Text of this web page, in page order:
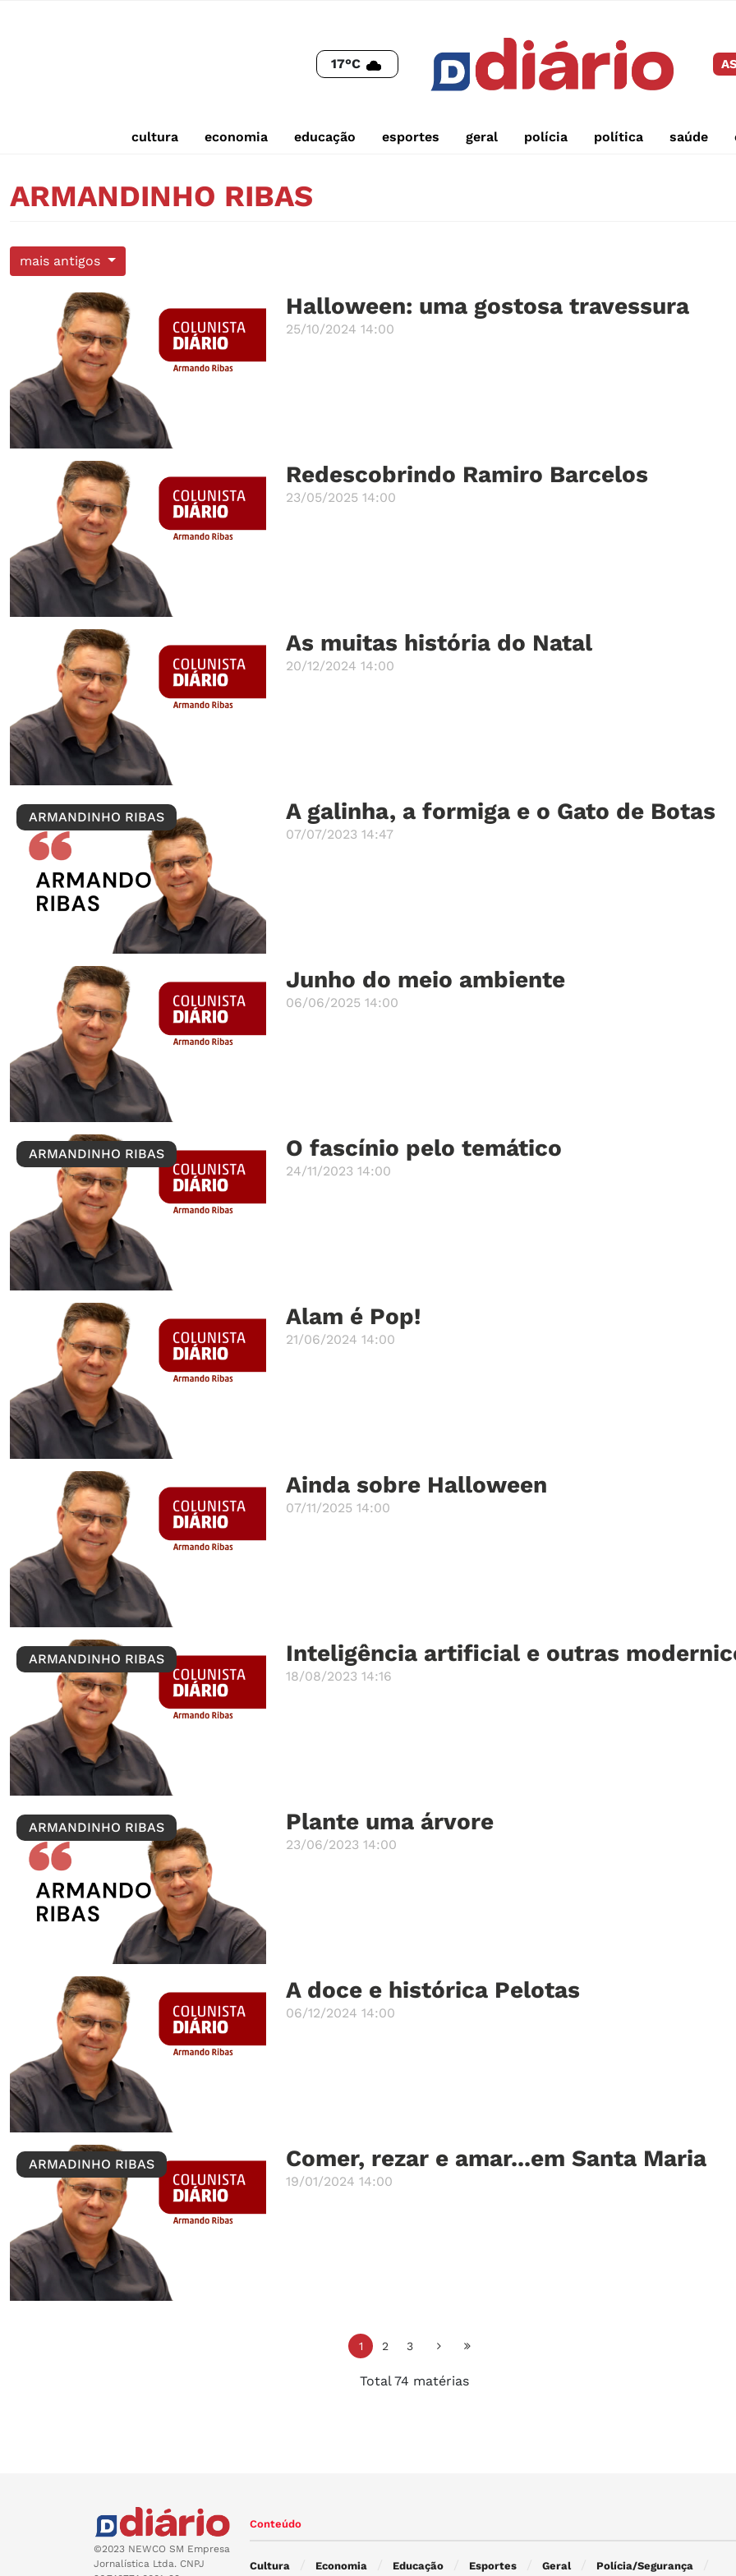
17°C
cultura economia educação esportes geral polícia política saúde
ARMANDINHO RIBAS
mais antigos
Halloween: uma gostosa travessura
25/10/2024 14:00
Redescobrindo Ramiro Barcelos
23/05/2025 14:00
As muitas história do Natal
20/12/2024 14:00
ARMANDINHO RIBAS A galinha, a formiga e o Gato de Botas
07/07/2023 14:47
Junho do meio ambiente
06/06/2025 14:00
ARMANDINHO RIBAS O fascínio pelo temático
24/11/2023 14:00
Alam é Pop!
21/06/2024 14:00
Ainda sobre Halloween
07/11/2025 14:00
ARMANDINHO RIBAS Inteligência artificial e outras
18/08/2023 14:16
ARMANDINHO RIBAS Plante uma árvore
23/06/2023 14:00
A doce e histórica Pelotas
06/12/2024 14:00
ARMADINHO RIBAS Comer, rezar e amar...em Santa Maria
19/01/2024 14:00
1 2 3
Total 74 matérias
©2023 NEWCO SM Empresa
Jornalística Ltda. CNPJ
Conteúdo
Cultura Economia Educação Esportes Geral Polícia/Segurança